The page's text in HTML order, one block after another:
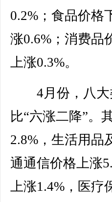
0.2%；食品价格
涨0.6%；消费品
上涨0.3%。
4月份，八大
比“六涨二降”。
2.8%，生活用品
通通信价格上涨
上涨1.4%，医疗